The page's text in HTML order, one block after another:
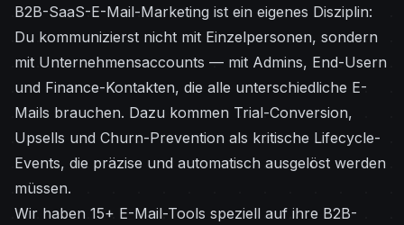
B2B-SaaS-E-Mail-Marketing ist ein eigenes Disziplin:
Du kommunizierst nicht mit Einzelpersonen, sondern
mit Unternehmensaccounts — mit Admins, End-Usern
und Finance-Kontakten, die alle unterschiedliche E-
Mails brauchen. Dazu kommen Trial-Conversion,
Upsells und Churn-Prevention als kritische Lifecycle-
Events, die präzise und automatisch ausgelöst werden
müssen.
Wir haben 15+ E-Mail-Tools speziell auf ihre B2B-